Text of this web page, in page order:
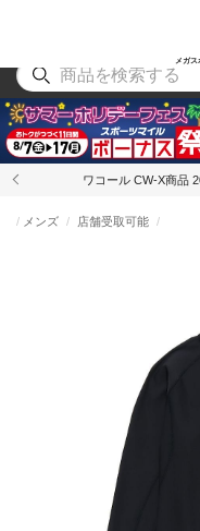
メガ
アウト
ワコール CW-X商品
メンズ 店舗受取可能